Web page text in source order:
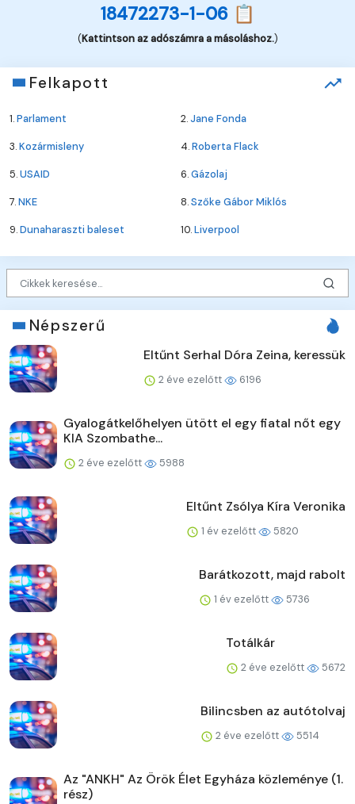
18472273-1-06 📋
(Kattintson az adószámra a másoláshoz.)
Felkapott
1.Parlament 2.Jane Fonda
3.Kozármisleny 4.Roberta Flack
5.USAID 6.Gázolaj
7.NKE 8.Szőke Gábor Miklós
9.Dunaharaszti baleset 10.Liverpool
Népszerű
Eltűnt Serhal Dóra Zeina, keressük
2 éve ezelőtt 6196
Gyalogátkelőhelyen ütött el egy fiatal nőt egy
KIA Szombathe...
2 éve ezelőtt 5988
Eltűnt Zsólya Kíra Veronika
1 év ezelőtt 5820
Barátkozott, majd rabolt
1 év ezelőtt 5736
Totálkár
2 éve ezelőtt 5672
Bilincsben az autótolvaj
2 éve ezelőtt 5514
Az "ANKH" Az Örök Élet Egyháza közleménye (1.
rész)